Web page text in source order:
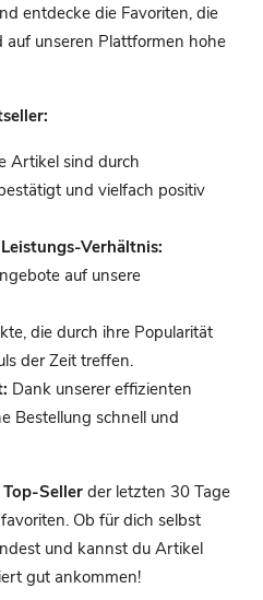
entdecke die Favoriten, die
auf unseren Plattformen hohe
Artikel sind durch
und vielfach positiv
Verhältnis:
auf unsere
die durch ihre Popularität
der Zeit treffen.
Dank unserer effizienten
Bestellung schnell und
Top-Seller der letzten 30 Tage
Ob für dich selbst
und kannst du Artikel
gut ankommen!